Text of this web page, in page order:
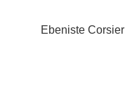
Ebeniste Corsier